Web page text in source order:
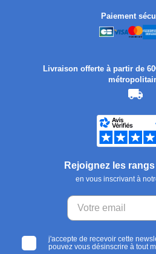
Paiement
Livraison offerte à partir de
Rejoignez les
en vous inscrivant à
j'accepte de recevoir cette
pouvez vous désinscrire à tout